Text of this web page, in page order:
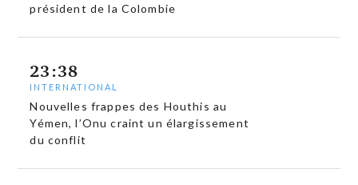
président de la Colombie
23:38
INTERNATIONAL
Nouvelles frappes des Houthis au
Yémen, l’Onu craint un élargissement
du conflit